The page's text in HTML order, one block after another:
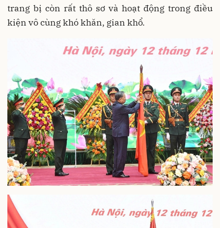
trang bị còn rất thô sơ và hoạt động trong điều
kiện vô cùng khó khăn, gian khổ.